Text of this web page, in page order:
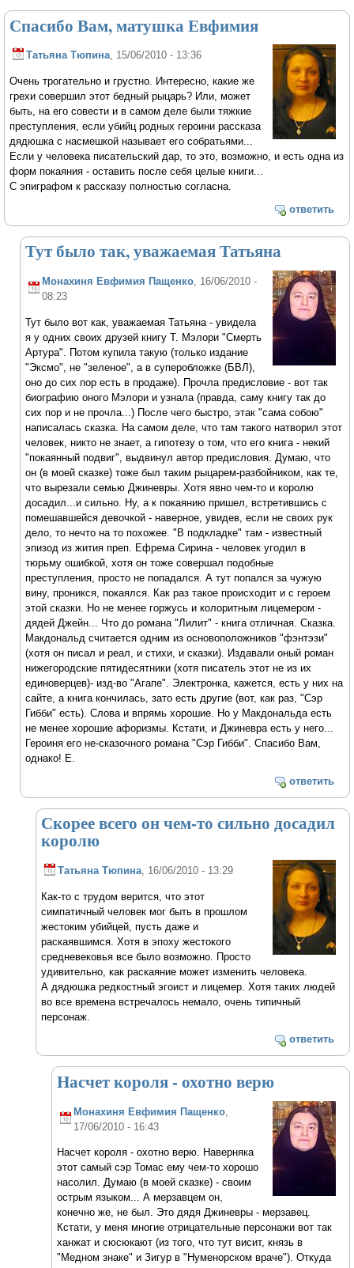
Спасибо Вам, матушка Евфимия
Татьяна Тюпина, 15/06/2010 - 13:36
Очень трогательно и грустно. Интересно, какие же
грехи совершил этот бедный рыцарь? Или, может
быть, на его совести и в самом деле были тяжкие
преступления, если убийц родных героини рассказа
дядюшка с насмешкой называет его собратьями...
Если у человека писательский дар, то это, возможно, и есть одна из
форм покаяния - оставить после себя целые книги...
С эпиграфом к рассказу полностью согласна.
ответить
Тут было так, уважаемая Татьяна
Монахиня Евфимия Пащенко, 16/06/2010 -
08:23
Тут было вот как, уважаемая Татьяна - увидела
я у одних своих друзей книгу Т. Мэлори "Смерть
Артура". Потом купила такую (только издание
"Эксмо", не "зеленое", а в суперобложке (БВЛ),
оно до сих пор есть в продаже). Прочла предисловие - вот так
биографию оного Мэлори и узнала (правда, саму книгу так до
сих пор и не прочла...) После чего быстро, этак "сама собою"
написалась сказка. На самом деле, что там такого натворил этот
человек, никто не знает, а гипотезу о том, что его книга - некий
"покаянный подвиг", выдвинул автор предисловия. Думаю, что
он (в моей сказке) тоже был таким рыцарем-разбойником, как те,
что вырезали семью Джиневры. Хотя явно чем-то и королю
досадил...и сильно. Ну, а к покаянию пришел, встретившись с
помешавшейся девочкой - наверное, увидев, если не своих рук
дело, то нечто на то похожее. "В подкладке" там - известный
эпизод из жития преп. Ефрема Сирина - человек угодил в
тюрьму ошибкой, хотя он тоже совершал подобные
преступления, просто не попадался. А тут попался за чужую
вину, проникся, покаялся. Как раз такое происходит и с героем
этой сказки. Но не менее горжусь и колоритным лицемером -
дядей Джейн... Что до романа "Лилит" - книга отличная. Сказка.
Макдональд считается одним из основоположников "фэнтэзи"
(хотя он писал и реал, и стихи, и сказки). Издавали оный роман
нижегородские пятидесятники (хотя писатель этот не из их
единоверцев)- изд-во "Агапе". Электронка, кажется, есть у них на
сайте, а книга кончилась, зато есть другие (вот, как раз, "Сэр
Гибби" есть). Слова и впрямь хорошие. Но у Макдональда есть
не менее хорошие афоризмы. Кстати, и Джиневра есть у него...
Героиня его не-сказочного романа "Сэр Гибби". Спасибо Вам,
однако! Е.
ответить
Скорее всего он чем-то сильно досадил
королю
Татьяна Тюпина , 16/06/2010 - 13:29
Как-то с трудом верится, что этот
симпатичный человек мог быть в прошлом
жестоким убийцей, пусть даже и
раскаявшимся. Хотя в эпоху жестокого
средневековья все было возможно. Просто
удивительно, как раскаяние может изменить человека.
А дядюшка редкостный эгоист и лицемер. Хотя таких людей
во все времена встречалось немало, очень типичный
персонаж.
ответить
Насчет короля - охотно верю
Монахиня Евфимия Пащенко
17/06/2010 - 16:43
Насчет короля - охотно верю. Наверняка
этот самый сэр Томас ему чем-то хорошо
насолил. Думаю (в моей сказке) - своим
острым языком... А мерзавцем он,
конечно же, не был. Это дядя Джиневры - мерзавец.
Кстати, у меня многие отрицательные персонажи вот так
ханжат и сюсюкают (из того, что тут висит, князь в
"Медном знаке" и Зигур в "Нуменорском враче"). Откуда